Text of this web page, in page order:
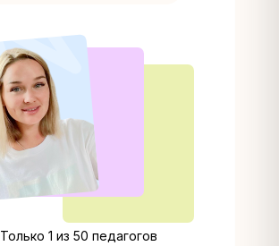
Только 1 из 50 педагогов